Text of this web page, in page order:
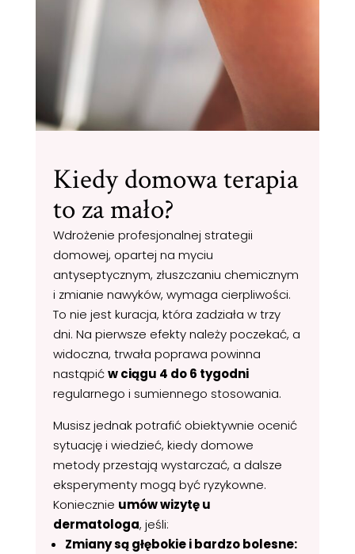
Kiedy domowa terapia
to za mało?
Wdrożenie profesjonalnej strategii
domowej, opartej na myciu
antyseptycznym, złuszczaniu chemicznym
i zmianie nawyków, wymaga cierpliwości.
To nie jest kuracja, która zadziała w trzy
dni. Na pierwsze efekty należy poczekać, a
widoczna, trwała poprawa powinna
nastąpićw ciągu 4 do 6 tygodni
regularnego i sumiennego stosowania.
Musisz jednak potrafić obiektywnie ocenić
sytuację i wiedzieć, kiedy domowe
metody przestają wystarczać, a dalsze
eksperymenty mogą być ryzykowne.
Koniecznie umów wizytę u
dermatologa, jeśli:
Zmiany są głębokie i bardzo bolesne: